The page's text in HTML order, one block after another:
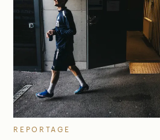
REPORTAGE